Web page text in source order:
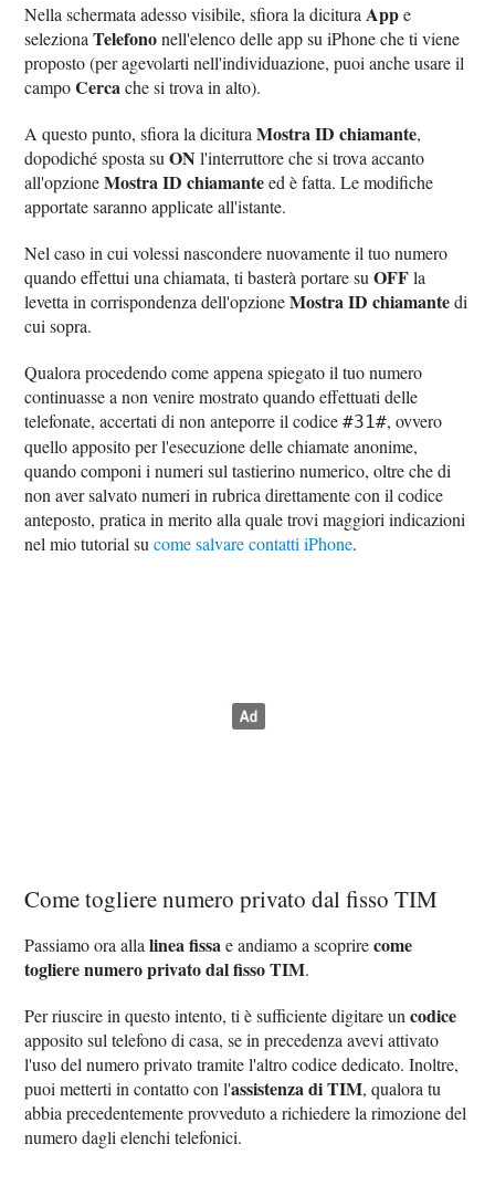
Nella schermata adesso visibile, sfiora la dicituraAppe
selezionaTelefononell'elenco delle app su iPhone che ti viene
proposto (per agevolarti nell'individuazione, puoi anche usare il
campoCercache si trova in alto).
A questo punto, sfiora la dicituraMostra ID chiamante,
dopodiché sposta suON l'interruttore che si trova accanto
all'opzioneMostra ID chiamanteed è fatta. Le modifiche
apportate saranno applicate all'istante.
Nel caso in cui volessi nascondere nuovamente il tuo numero
quando effettui una chiamata, ti basterà portare suOFFla
levetta in corrispondenza dell'opzioneMostra ID chiamantedi
cui sopra.
Qualora procedendo come appena spiegato il tuo numero
continuasse a non venire mostrato quando effettuati delle
telefonate, accertati di non anteporre il codice#31#, ovvero
quello apposito per l'esecuzione delle chiamate anonime,
quando componi i numeri sul tastierino numerico, oltre che di
non aver salvato numeri in rubrica direttamente con il codice
anteposto, pratica in merito alla quale trovi maggiori indicazioni
nel mio tutorial sucome salvare contatti iPhone.
Come togliere numero privato dal fisso TIM
Passiamo ora allalinea fissae andiamo a scoprirecome
togliere numero privato dal fisso TIM.
Per riuscire in questo intento, ti è sufficiente digitare uncodice
apposito sul telefono di casa, se in precedenza avevi attivato
l'uso del numero privato tramite l'altro codice dedicato. Inoltre,
puoi metterti in contatto con l'assistenza di TIM, qualora tu
abbia precedentemente provveduto a richiedere la rimozione del
numero dagli elenchi telefonici.